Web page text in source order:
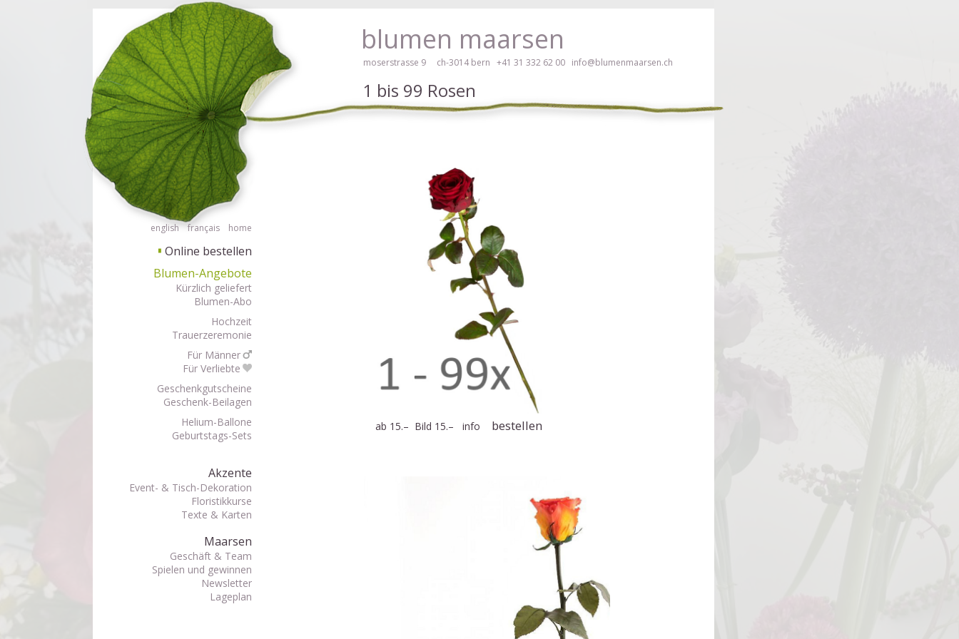
Barrierefrei Blumen bestellen mit Screenreader oder Brailliezeile, bitte hier klicken!
english français home
▘ Online bestellen
Blumen-Angebote
Kürzlich geliefert
Blumen-Abo
Hochzeit
Trauerzeremonie
Für Männer
Für Verliebte
Geschenkgutscheine
Geschenk-Beilagen
Helium-Ballone
Geburtstags-Sets
Akzente
Event- & Tisch-Dekoration
Floristikkurse
Texte & Karten
Maarsen
Geschäft & Team
Spielen und gewinnen
Newsletter
Lageplan
blumen maarsen
moserstrasse 9 ch-3014 bern +41 31 332 62 00 info@blumenmaarsen.ch
Barrierefrei Blumen bestellen mit Screenreader oder Brailliezeile, bitte hier klicken!
1 bis 99 Rosen
ab 15.– Bild 15.– info bestellen